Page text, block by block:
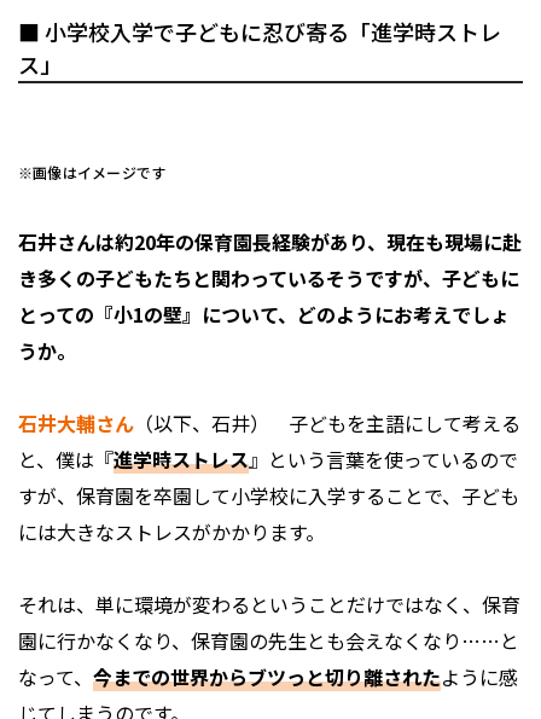
■ 小学校入学で子どもに忍び寄る「進学時ストレ
ス」
※画像はイメージです
――石井さんは約20年の保育園長経験があり、現在も現場に赴
き多くの子どもたちと関わっているそうですが、子どもに
とっての『小1の壁』について、どのようにお考えでしょ
うか。
石井大輔さん （以下、石井） 子どもを主語にして考える
と、僕は『進学時ストレス』という言葉を使っているので
すが、保育園を卒園して小学校に入学することで、子ども
には大きなストレスがかかります。
それは、単に環境が変わるということだけではなく、保育
園に行かなくなり、保育園の先生とも会えなくなり……と
なって、 今までの世界からブツっと切り離されたように感
じてしまうのです。